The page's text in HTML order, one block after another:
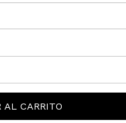
AL CARRITO